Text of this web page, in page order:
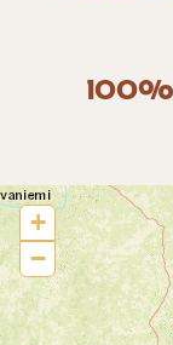
100%
+
−